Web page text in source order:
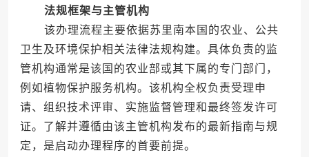
法规框架与主管机构
该办理流程主要依据苏里南本国的农业、公共
卫生及环境保护相关法律法规构建。具体负责的监
管机构通常是该国的农业部或其下属的专门部门，
例如植物保护服务机构。该机构全权负责受理申
请、组织技术评审、实施监督管理和最终签发许可
证。了解并遵循由该主管机构发布的最新指南与规
定，是启动办理程序的首要前提。